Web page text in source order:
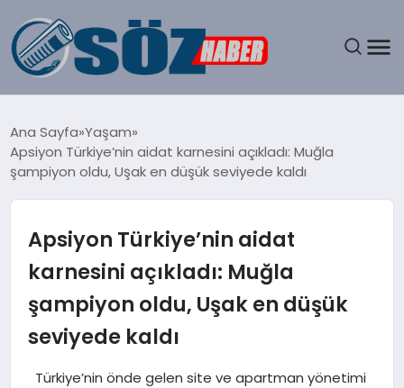
SPOR
EKONOMI
EĞITIM
Ana Sayfa Yaşam
Apsiyon Türkiye’nin aidat karnesini açıkladı: Muğla
şampiyon oldu, Uşak en düşük seviyede kaldı
Apsiyon Türkiye’nin aidat
karnesini açıkladı: Muğla
şampiyon oldu, Uşak en düşük
seviyede kaldı
Türkiye’nin önde gelen site ve apartman yönetimi